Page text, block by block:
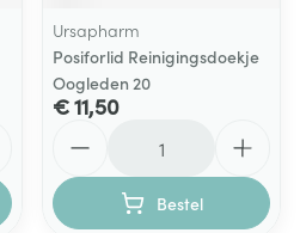
Ursapharm
Posiforlid Reinigingsdoekje
Oogleden 20
€ 11,50
Bestel